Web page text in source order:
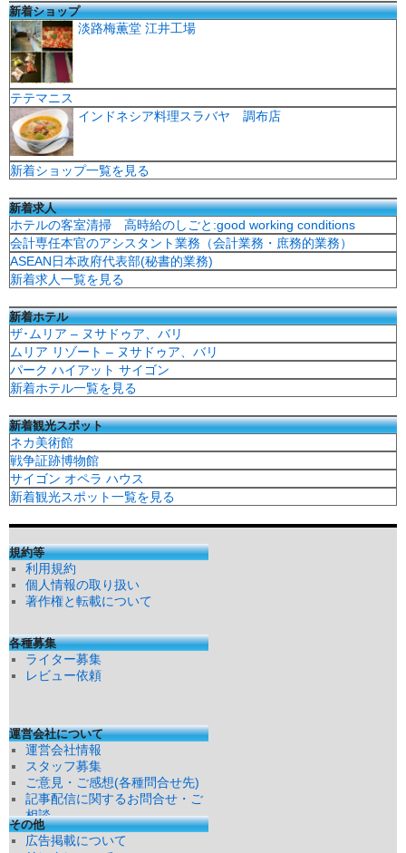
新着ショップ
淡路梅薫堂 江井工場
テテマニス
インドネシア料理スラバヤ 調布店
新着ショップ一覧を見る
新着求人
ホテルの客室清掃 高時給のしごと:good working conditions
会計専任本官のアシスタント業務（会計業務・庶務的業務）
ASEAN日本政府代表部(秘書的業務)
新着求人一覧を見る
新着ホテル
ザ･ムリア – ヌサドゥア、バリ
ムリア リゾート – ヌサドゥア、バリ
パーク ハイアット サイゴン
新着ホテル一覧を見る
新着観光スポット
ネカ美術館
戦争証跡博物館
サイゴン オペラ ハウス
新着観光スポット一覧を見る
規約等
利用規約
個人情報の取り扱い
著作権と転載について
各種募集
ライター募集
レビュー依頼
運営会社について
運営会社情報
スタッフ募集
ご意見・ご感想(各種問合せ先)
記事配信に関するお問合せ・ご
相談
その他
広告掲載について